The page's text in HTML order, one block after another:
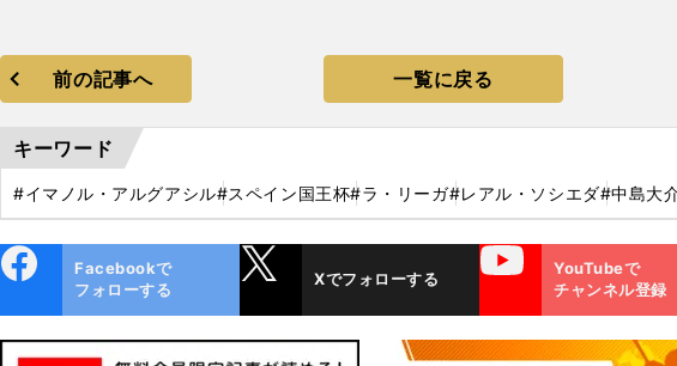
前の記事へ 一覧に戻る
キーワード
#イマノル・アルグアシル#スペイン国王杯#ラ・リーガ#レアル・ソシエダ#中島大
ok
Facebookで
フォローする
Xでフォローする
YouTube
YouTubeで
チャンネル登録